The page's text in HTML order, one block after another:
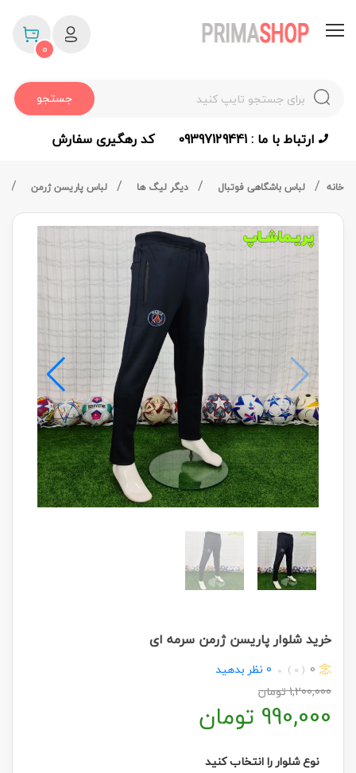
جستجو
0
ارتباط با ما : 09397129441 کد رهگیری سفارش
خانه لباس باشگاهی فوتبال دیگر لیگ ها لباس پاریسن ژرمن
خرید شلوار پاریسن ژرمن سرمه ای
0
( 0 )
0 نظر بدهید
1,200,000تومان
990,000 تومان
نوع شلوار را انتخاب کنید